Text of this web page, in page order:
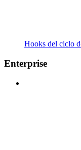
Hooks del ciclo
Enterprise